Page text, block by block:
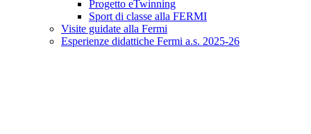
Progetto eTwinning
Sport di classe alla FERMI
Visite guidate alla Fermi
Esperienze didattiche Fermi a.s. 2025-26